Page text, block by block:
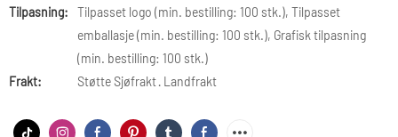
Tilpasning:
Tilpasset logo (min. bestilling: 100 stk.), Tilpasset
emballasje (min. bestilling: 100 stk.), Grafisk tilpasning
(min. bestilling: 100 stk.)
Frakt:
Støtte Sjøfrakt · Landfrakt